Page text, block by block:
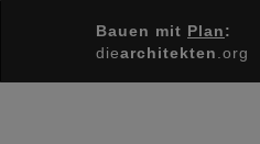
Bauen mit Plan:
diearchitekten .org